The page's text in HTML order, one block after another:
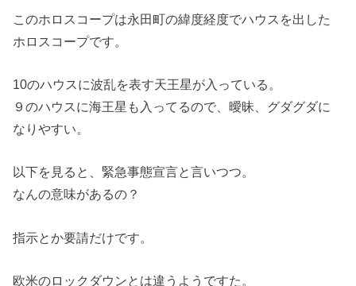
このホロスコープは永田町の緯度経度でハウスを出した
ホロスコープです。
10のハウスに波乱を表す天王星が入っている。
９のハウスに海王星も入ってるので、曖昧、グダグダに
なりやすい。
以下を見ると、緊急事態宣言と言いつつ。
なんの意味があるの？
指示とか要請だけです。
欧米のロックダウンとは違うようですた。